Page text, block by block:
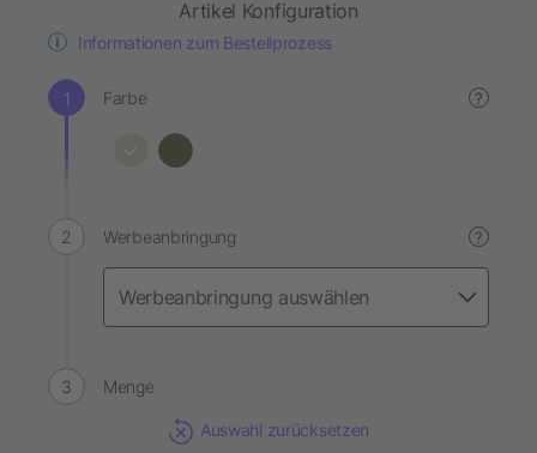
Artikel Konfiguration
Informationen zum Bestellprozess
Farbe ?
Werbeanbringung ?
Menge
Auswahl zurücksetzen